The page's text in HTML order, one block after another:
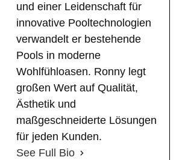
und einer Leidenschaft für
innovative Pooltechnologien
verwandelt er bestehende
Pools in moderne
Wohlfühloasen. Ronny legt
großen Wert auf Qualität,
Ästhetik und
maßgeschneiderte Lösungen
für jeden Kunden.
See Full Bio